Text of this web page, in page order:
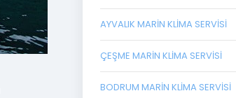
AYVALIK MARIN KLIMA SERVISI
ÇEŞME MARIN KLIMA SERVISI
BODRUM MARIN KLIMA SERVISI